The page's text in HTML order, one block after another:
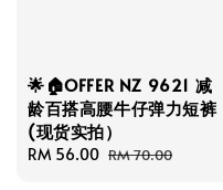
🌟🏠OFFER NZ 9621 减
龄百搭高腰牛仔弹力短裤
(现货实拍）
Sale
RM 56.00 Regular
RM 70.00